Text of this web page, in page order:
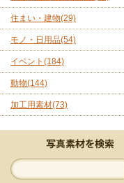
住まい・建物(29)
モノ・日用品(54)
イベント(184)
動物(144)
加工用素材(73)